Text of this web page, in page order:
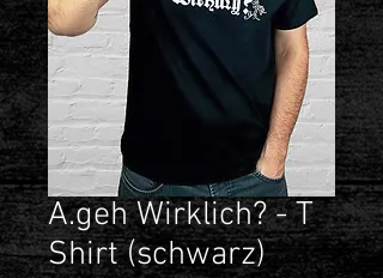
A.geh Wirklich? - T
Shirt (schwarz)